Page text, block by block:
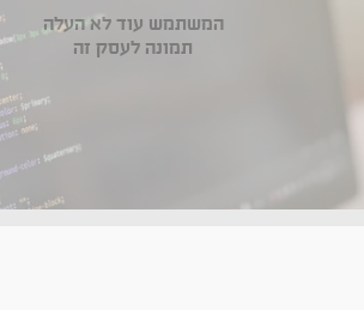
המשתמש עוד לא העלה
תמונה לעסק זה